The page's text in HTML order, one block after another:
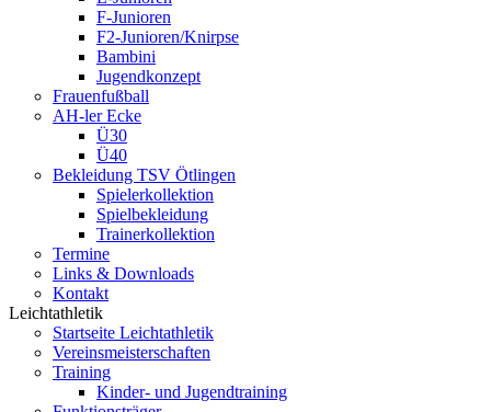
F-Junioren
F2-Junioren/Knirpse
Bambini
Jugendkonzept
Frauenfußball
AH-ler Ecke
Ü30
Ü40
Bekleidung TSV Ötlingen
Spielerkollektion
Spielbekleidung
Trainerkollektion
Termine
Links & Downloads
Kontakt
Leichtathletik
Startseite Leichtathletik
Vereinsmeisterschaften
Training
Kinder- und Jugendtraining